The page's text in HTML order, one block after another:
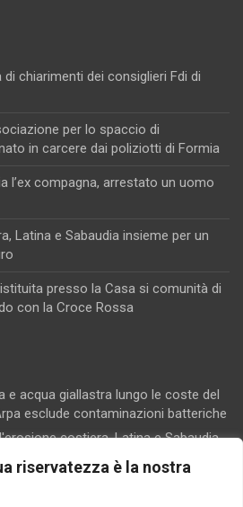
riservatezza è la nostra
chiarimenti dei consiglieri Fdi di
per lo spaccio di
in carcere dai poliziotti di Formia
l’ex compagna, arrestato un uomo
Latina e Sabaudia insieme per un
presso la Casa si comunità di
con la Croce Rossa
e acqua giallastra lungo le coste del
esclude contaminazioni batteriche
costiera, Latina e Sabaudia
un progetto da 1,1 mln di euro